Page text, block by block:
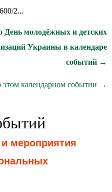
2...
День молодёжных и детских
Украины в календаре
событий →
этом календарном событии →
мероприятия